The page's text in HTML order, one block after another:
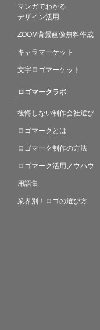
マンガでわかる
デザイン活用
ZOOM背景画像無料作成
キャラマーケット
文字ロゴマーケット
ロゴマークラボ
後悔しない制作会社選び
ロゴマークとは
ロゴマーク制作の方法
ロゴマーク活用ノウハウ
用語集
業界別！ロゴの選び方